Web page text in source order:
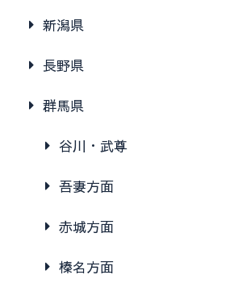
新潟県
長野県
群馬県
谷川・武尊
吾妻方面
赤城方面
榛名方面